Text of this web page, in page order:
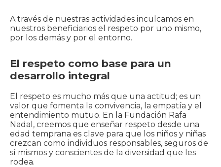
A través de nuestras actividades inculcamos en
nuestros beneficiarios el respeto por uno mismo,
por los demás y por el entorno.
El respeto como base para un
desarrollo integral
El respeto es mucho más que una actitud; es un
valor que fomenta la convivencia, la empatía y el
entendimiento mutuo. En la Fundación Rafa
Nadal, creemos que enseñar respeto desde una
edad temprana es clave para que los niños y niñas
crezcan como individuos responsables, seguros de
sí mismos y conscientes de la diversidad que les
rodea.